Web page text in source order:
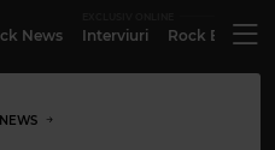
News Interviuri Rock